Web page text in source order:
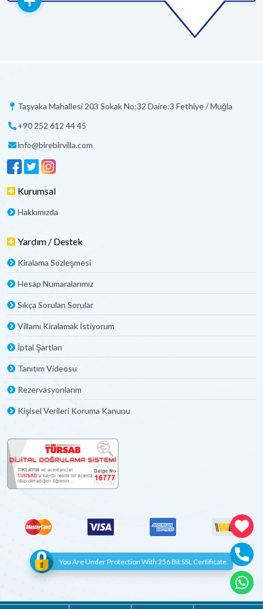
Taşyaka Mahallesi 203 Sokak No:32 Daire:3 Fethiye / Muğla
+90 252 612 44 45
info@birebirvilla.com
Kurumsal
Hakkımızda
Yardım / Destek
Kiralama Sözleşmesi
Hesap Numaralarımız
Sıkça Sorulan Sorular
Villamı Kiralamak İstiyorum
İptal Şartları
Tanıtım Videosu
Rezervasyonlarım
Kişisel Verileri Koruma Kanunu
You Are Under Protection With 256 Bit SSL Certificate.